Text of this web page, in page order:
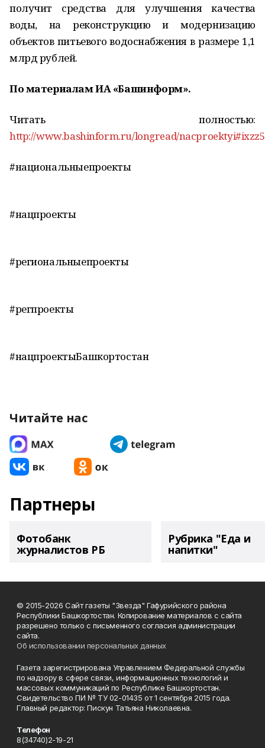
получит средства для улучшения качества
воды, на реконструкцию и модернизацию
объектов питьевого водоснабжения в размере 1,1
млрд рублей.
По материалам ИА «Башинформ».
Читать полностью:
http://www.bashinform.ru/longread/
#национальныепроекты
#нацпроекты
#региональныепроекты
#регпроекты
#нацпроектыБашкортостан
Читайте нас
Партнеры
Фотобанк
журналистов РБ
Рубрика "Еда и
напитки"
© 2015-2026 Сайт газеты "Звезда" Гафурийского района
Республики Башкортостан. Копирование материалов с сайта
разрешено только с письменного согласия администрации
сайта.
Об использовании персональных данных
Газета зарегистрирована Управлением Федеральной службы
по надзору в сфере связи, информационных технологий и
массовых коммуникаций по Республике Башкортостан.
Свидетельство ПИ № ТУ 02-01435 от 1 сентября 2015 года.
Главный редактор: Пискун Татьяна Николаевна.
Телефон
8(34740)2-19-21